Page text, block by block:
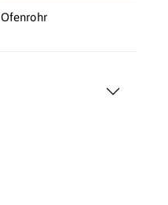
Ofenrohr